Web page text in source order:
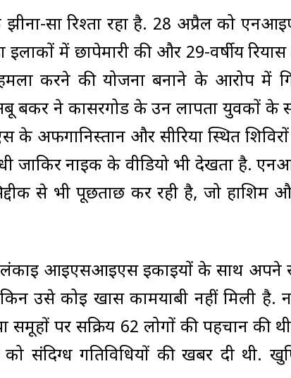
सा रिश्ता रहा है. 28 अप्रैल को
में छापेमारी की और 29-वर्षीय
करने की योजना बनाने के आरोप में
बकर ने कासरगोड के उन लापता युवकों के
अफगानिस्तान और सीरिया स्थित
जाकिर नाइक के वीडियो भी देखता है.
से भी पूछताछ कर रही है, जो हाशिम
आइएसआइएस इकाइयों के साथ अपने
उसे कोई खास कामयाबी नहीं मिली है.
पर सक्रिय 62 लोगों की पहचान की
संदिग्ध गतिविधियों की खबर दी थी.